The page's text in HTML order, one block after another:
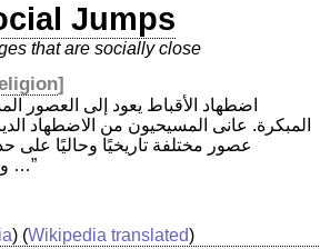
Jumps
that are socially close
]
المبكرة. عانى المسيحيون من الاضطهاد
عصور مختلفة تاريخيًا وحاليًا على
والأقباط …”
) (Wikipedia translated)